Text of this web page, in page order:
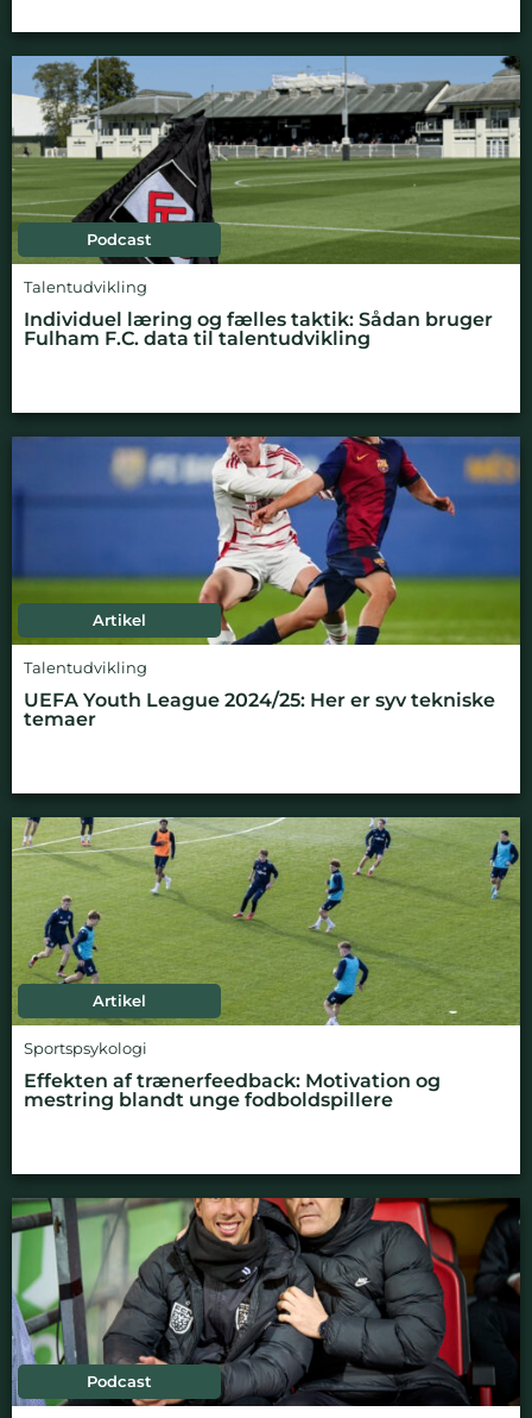
Podcast
Talentudvikling
Individuel læring og fælles taktik: Sådan bruger
Fulham F.C. data til talentudvikling
Artikel
Talentudvikling
UEFA Youth League 2024/25: Her er syv tekniske
temaer
Artikel
Sportspsykologi
Effekten af trænerfeedback: Motivation og
mestring blandt unge fodboldspillere
Podcast